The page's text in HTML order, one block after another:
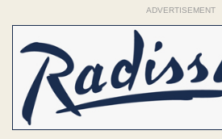
ADVERTISEMENT